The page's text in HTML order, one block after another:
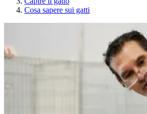
Cosa sapere sui gatti